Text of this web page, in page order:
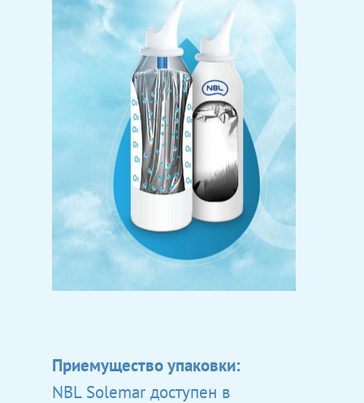
Приемущество упаковки:
NBL Solemar доступен вПродукты